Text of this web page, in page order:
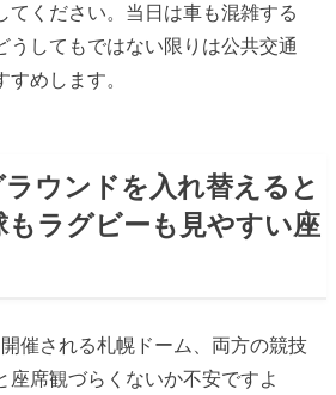
てください。当日は車も混雑する
うしてもではない限りは公共交通
めします。
ラウンドを入れ替えると
もラグビーも見やすい座
催される札幌ドーム、両方の競技
座席観づらくないか不安ですよ